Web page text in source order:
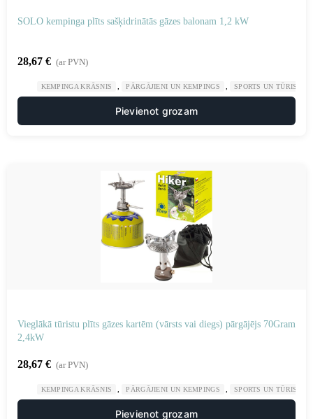
SOLO kempinga plīts sašķidrinātās gāzes balonam 1,2 kW
28,67 € (ar PVN)
KEMPINGA KRĀSNIS PĀRGĀJIENI UN KEMPINGS SPORTS UN TŪRISMS
Pievienot grozam
Vieglākā tūristu plīts gāzes kartēm (vārsts vai diegs) pārgājējs 70Gram
2,4kW
28,67 € (ar PVN)
KEMPINGA KRĀSNIS PĀRGĀJIENI UN KEMPINGS SPORTS UN TŪRISMS
Pievienot grozam